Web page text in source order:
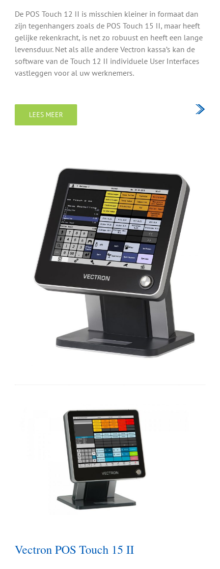
De POS Touch 12 II is misschien kleiner in formaat dan
zijn tegenhangers zoals de POS Touch 15 II, maar heeft
gelijke rekenkracht, is net zo robuust en heeft een lange
levensduur. Net als alle andere Vectron kassa’s kan de
software van de Touch 12 II individuele User Interfaces
vastleggen voor al uw werknemers.
LEES MEER
Vectron POS Touch 15 II